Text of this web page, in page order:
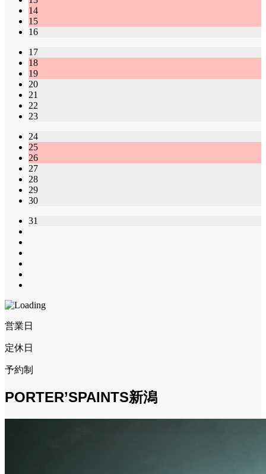
14
15
16
17
18
19
20
21
22
23
24
25
26
27
28
29
30
31
営業日
定休日
予約制
PORTER’SPAINTS新潟